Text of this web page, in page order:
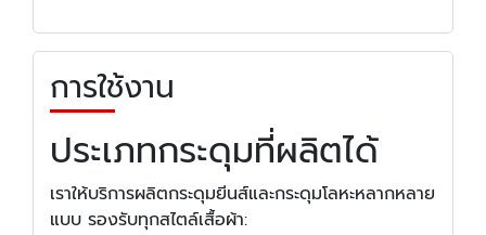
การใช้งาน
ประเภทกระดุมที่ผลิตได้
เราให้บริการผลิตกระดุมยีนส์และกระดุมโลหะหลากหลาย
แบบ รองรับทุกสไตล์เสื้อผ้า: